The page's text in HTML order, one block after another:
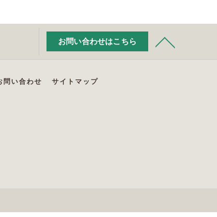
お問い合わせはこちら
問い合わせ サイトマップ